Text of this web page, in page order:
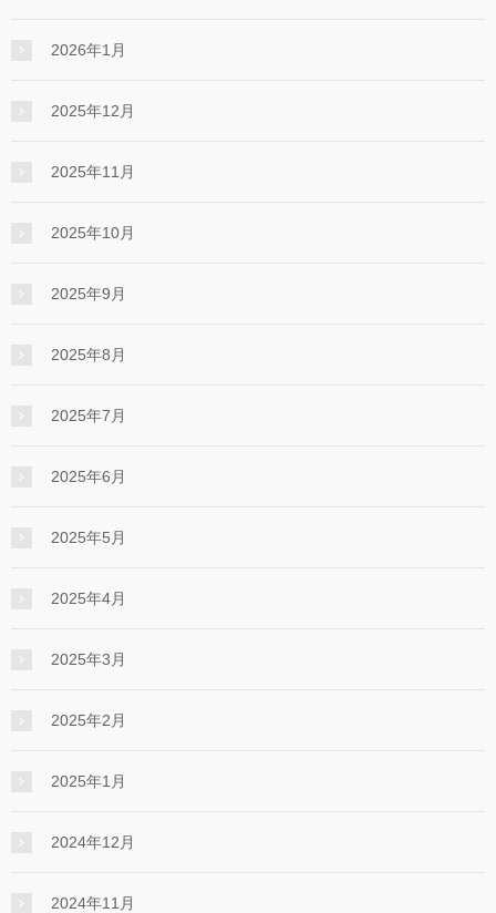
2026年1月
2025年12月
2025年11月
2025年10月
2025年9月
2025年8月
2025年7月
2025年6月
2025年5月
2025年4月
2025年3月
2025年2月
2025年1月
2024年12月
2024年11月